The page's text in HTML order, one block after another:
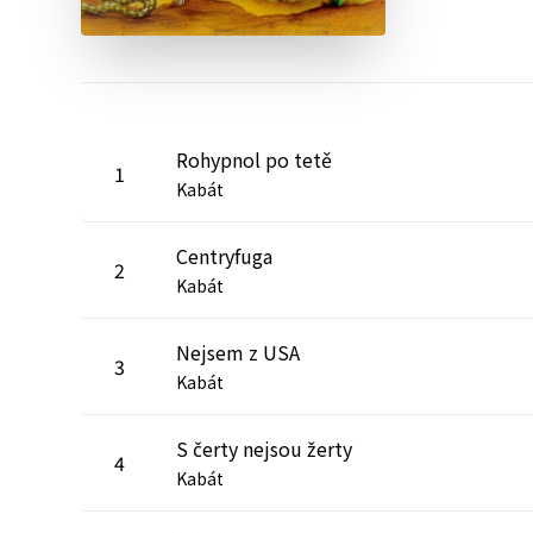
1 Rohypnol po tetě
Kabát
2 Centryfuga
Kabát
3 Nejsem z USA
Kabát
4 S čerty nejsou žerty
Kabát